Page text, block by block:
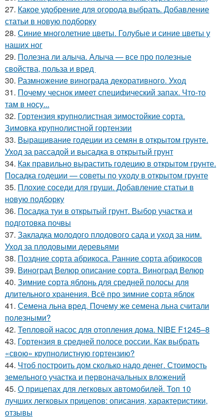
27. Какое удобрение для огорода выбрать. Добавление
статьи в новую подборку
28. Синие многолетние цветы. Голубые и синие цветы у
наших ног
29. Полезна ли алыча. Алыча — все про полезные
свойства, польза и вред
30. Размножение винограда декоративного. Уход
31. Почему чеснок имеет специфический запах. Что-то
там в носу...
32. Гортензия крупнолистная зимостойкие сорта.
Зимовка крупнолистной гортензии
33. Выращивание годеции из семян в открытом грунте.
Уход за рассадой и высадка в открытый грунт
34. Как правильно вырастить годецию в открытом грунте.
Посадка годеции — советы по уходу в открытом грунте
35. Плохие соседи для груши. Добавление статьи в
новую подборку
36. Посадка туи в открытый грунт. Выбор участка и
подготовка почвы
37. Закладка молодого плодового сада и уход за ним.
Уход за плодовыми деревьями
38. Поздние сорта абрикоса. Ранние сорта абрикосов
39. Виноград Велюр описание сорта. Виноград Велюр
40. Зимние сорта яблонь для средней полосы для
длительного хранения. Всё про зимние сорта яблок
41. Семена льна вред. Почему же семена льна считали
полезными?
42. Тепловой насос для отопления дома. NIBE F1245–8
43. Гортензия в средней полосе россии. Как выбрать
«свою» крупнолистную гортензию?
44. Чтоб построить дом сколько надо денег. Стоимость
земельного участка и первоначальных вложений
45. О прицепах для легковых автомобилей. Топ 10
лучших легковых прицепов: описания, характеристики,
отзывы